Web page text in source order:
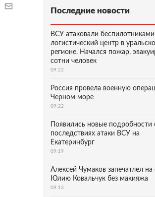
Последние новости
ВСУ атаковали беспилотниками
логистический центр в
регионе. Начался пожар,
сотни человек
09:22
Россия провела военную
Черном море
09:22
Появились новые подробности
последствиях атаки ВСУ на
Екатеринбург
09:19
Алексей Чумаков запечатлел
Юлию Ковальчук без макияжа
09:13